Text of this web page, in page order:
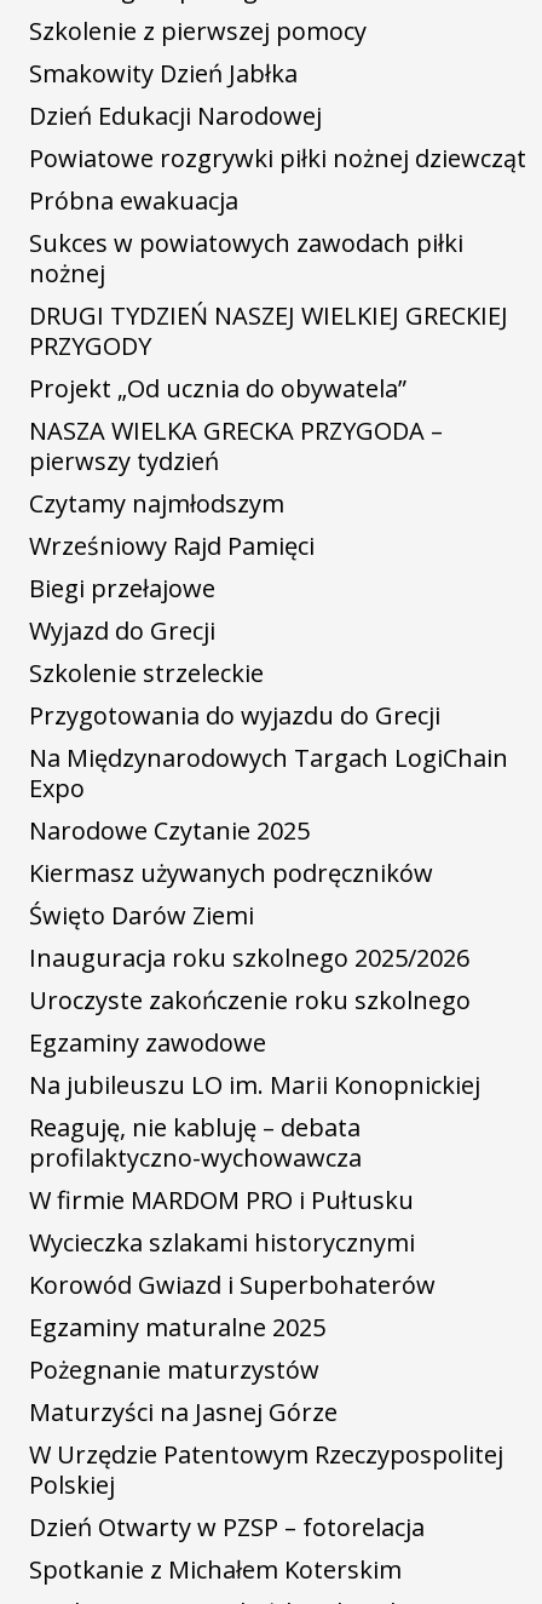
Szkolenie z pierwszej pomocy
Smakowity Dzień Jabłka
Dzień Edukacji Narodowej
Powiatowe rozgrywki piłki nożnej dziewcząt
Próbna ewakuacja
Sukces w powiatowych zawodach piłki
nożnej
DRUGI TYDZIEŃ NASZEJ WIELKIEJ GRECKIEJ
PRZYGODY
Projekt „Od ucznia do obywatela”
NASZA WIELKA GRECKA PRZYGODA –
pierwszy tydzień
Czytamy najmłodszym
Wrześniowy Rajd Pamięci
Biegi przełajowe
Wyjazd do Grecji
Szkolenie strzeleckie
Przygotowania do wyjazdu do Grecji
Na Międzynarodowych Targach LogiChain
Expo
Narodowe Czytanie 2025
Kiermasz używanych podręczników
Święto Darów Ziemi
Inauguracja roku szkolnego 2025/2026
Uroczyste zakończenie roku szkolnego
Egzaminy zawodowe
Na jubileuszu LO im. Marii Konopnickiej
Reaguję, nie kabluję – debata
profilaktyczno-wychowawcza
W firmie MARDOM PRO i Pułtusku
Wycieczka szlakami historycznymi
Korowód Gwiazd i Superbohaterów
Egzaminy maturalne 2025
Pożegnanie maturzystów
Maturzyści na Jasnej Górze
W Urzędzie Patentowym Rzeczypospolitej
Polskiej
Dzień Otwarty w PZSP – fotorelacja
Spotkanie z Michałem Koterskim